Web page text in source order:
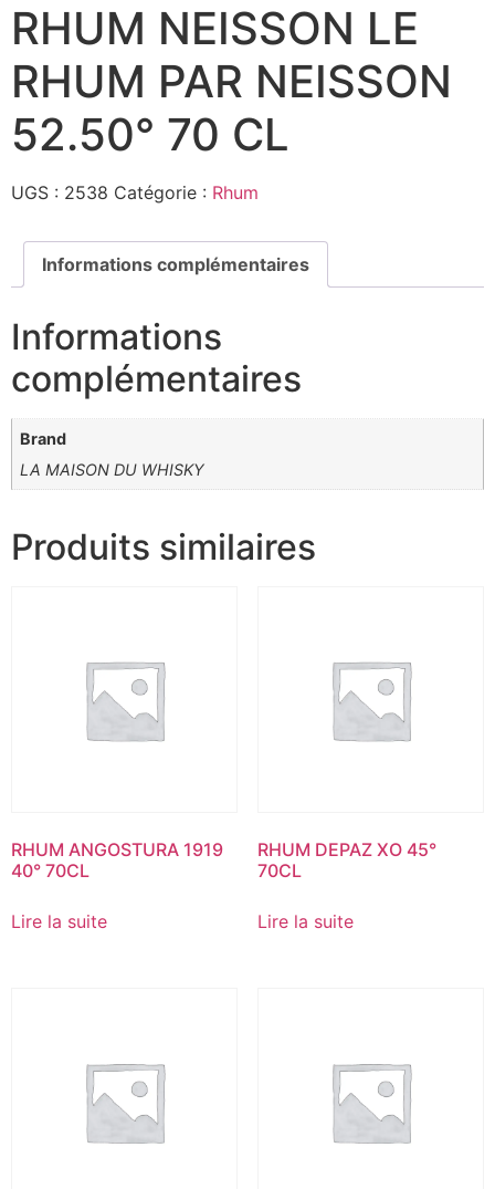
RHUM NEISSON LE
RHUM PAR NEISSON
52.50° 70 CL
UGS : 2538 Catégorie : Rhum
Informations complémentaires
Informations
complémentaires
Brand
LA MAISON DU WHISKY
Produits similaires
RHUM ANGOSTURA 1919
40° 70CL
Lire la suite
RHUM DEPAZ XO 45°
70CL
Lire la suite